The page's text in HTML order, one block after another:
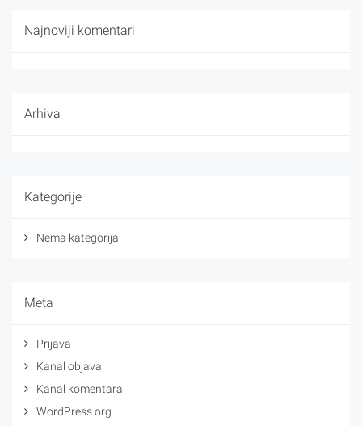
Najnoviji komentari
Arhiva
Kategorije
Nema kategorija
Meta
Prijava
Kanal objava
Kanal komentara
WordPress.org